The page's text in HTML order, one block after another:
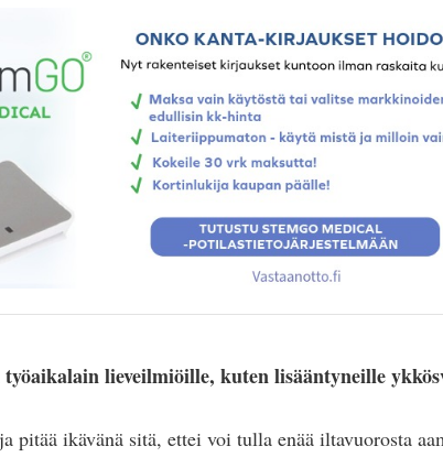
lieveilmiöille, kuten lisääntyneille
pitää ikävänä sitä, ettei voi tulla enää iltavuorosta